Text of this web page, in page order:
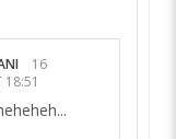
16
18:51